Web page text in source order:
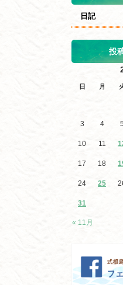
日記
投
日 月
« 11月
3 4
10 11
17 18
24 25
31